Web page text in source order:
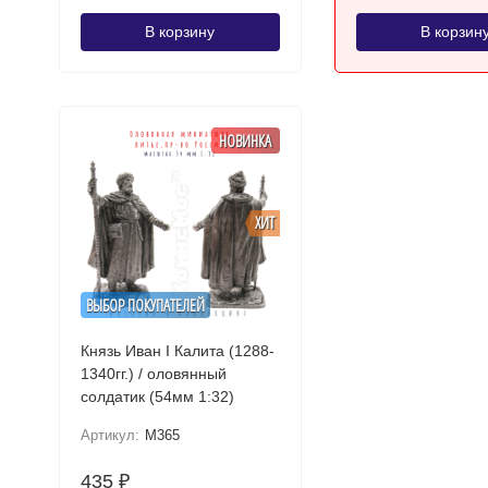
В корзину В
ВЫБОР ПОКУПАТЕЛЕЙ
ХИТ
НОВИНКА
Князь Иван I Калита (1288-
1340гг.) / оловянный
солдатик (54мм 1:32)
Артикул: M365
435 ₽